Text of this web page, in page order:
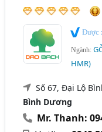
Được
Ngành:
HMR)
Số 67, Đại Lộ
Bình Dương
Mr. Thanh: